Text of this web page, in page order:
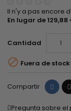
Il n'y a pas encore
En lugar de 129,88
Cantidad
 Fuera de stock
Compartir
Pregunta sobre el